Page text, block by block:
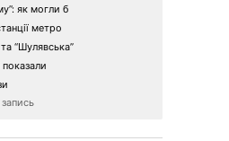
як могли б
метро
“Шулявська”